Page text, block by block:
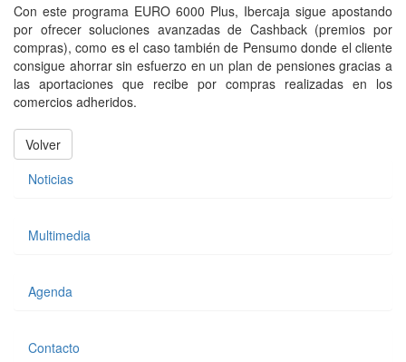
Con este programa EURO 6000 Plus, Ibercaja sigue apostando
por ofrecer soluciones avanzadas de Cashback (premios por
compras), como es el caso también de Pensumo donde el cliente
consigue ahorrar sin esfuerzo en un plan de pensiones gracias a
las aportaciones que recibe por compras realizadas en los
comercios adheridos.
Volver
Noticias
Multimedia
Agenda
Contacto